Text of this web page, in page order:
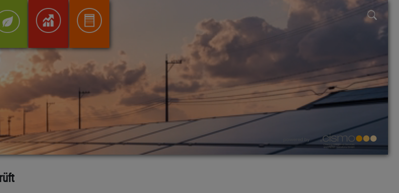
powered by